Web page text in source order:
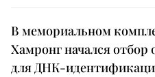
В мемориальном
Хамронг начался отбор
для ДНК-